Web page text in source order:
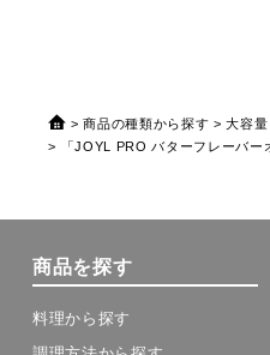
商品の種類から探す
大容
「JOYL PRO バターフレーバ
商品を探す
料理から探す